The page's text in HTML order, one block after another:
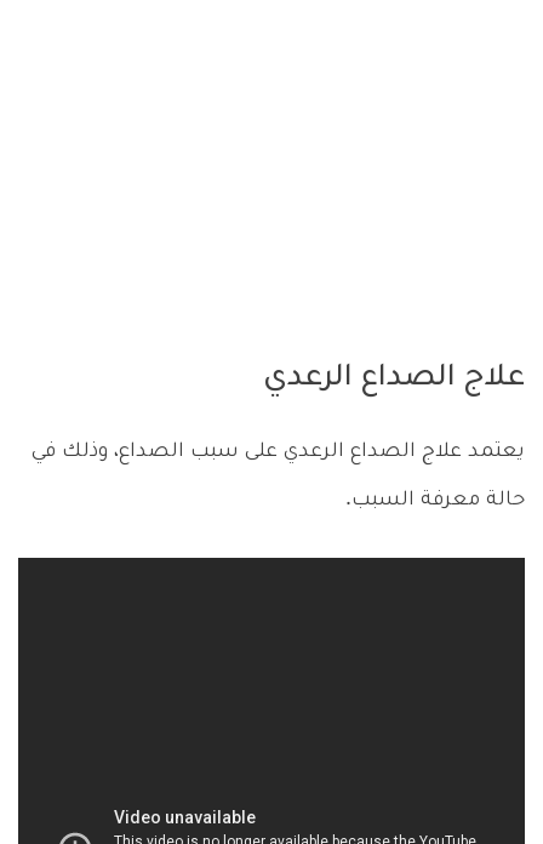
علاج الصداع الرعدي
يعتمد علاج الصداع الرعدي على سبب الصداع، وذلك في
حالة معرفة السبب.